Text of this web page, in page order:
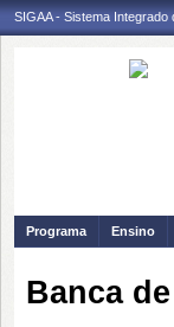
SIGAA - Sistema Integrado
Programa
Ensino
Banca